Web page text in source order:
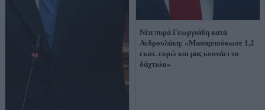
Νέα πυρά Γεωργιάδη κατά
Ανδρουλάκη: «Μασαμπούκωσε 1,2
εκατ. ευρώ και μας κουνάει το
δάχτυλο»